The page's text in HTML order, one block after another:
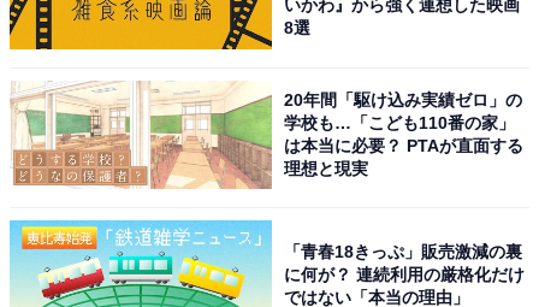
で一度食べてみてください。シャウエッセンの肉のおい
しさをダイレクトに感じることができます。
いかわ』から強く連想した映画
8選
20年間「駆け込み実績ゼロ」の
学校も…「こども110番の家」
は本当に必要？ PTAが直面する
理想と現実
「青春18きっぷ」販売激減の裏
に何が？ 連続利用の厳格化だけ
ではない「本当の理由」